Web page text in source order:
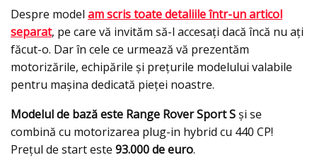
Despre model am scris toate detaliile într-un articol
separat, pe care vă invităm să-l accesaţi dacă încă nu aţi
făcut-o. Dar în cele ce urmează vă prezentăm
motorizările, echipările şi preţurile modelului valabile
pentru maşina dedicată pieței noastre.
Modelul de bază este Range Rover Sport Sşi se
combină cu motorizarea plug-in hybrid cu 440 CP!
Preţul de start este 93.000 de euro.